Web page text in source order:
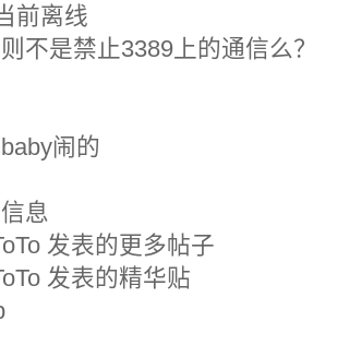
前离线
不是禁止3389上的通信么？
闹的
息
发表的更多帖子
发表的精华贴